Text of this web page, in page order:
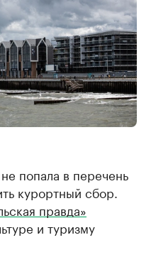
попала в перечень
курортный сбор.
правда»
и туризму